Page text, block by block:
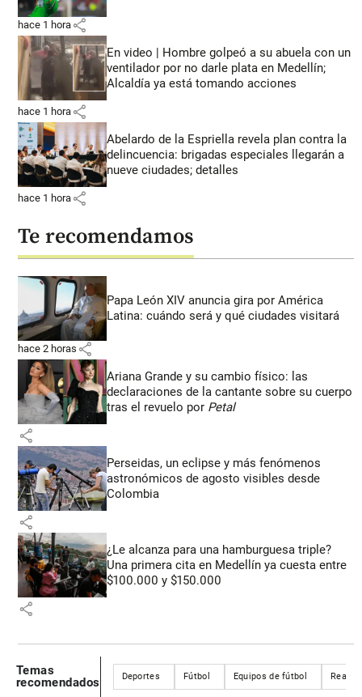
hace 1 hora share
En video | Hombre golpeó a su abuela con un
ventilador por no darle plata en Medellín;
Alcaldía ya está tomando acciones
hace 1 hora share
Abelardo de la Espriella revela plan contra la
delincuencia: brigadas especiales llegarán a
nueve ciudades; detalles
hace 1 hora share
Te recomendamos
Papa León XIV anuncia gira por América
Latina: cuándo será y qué ciudades visitará
hace 2 horas share
Ariana Grande y su cambio físico: las
declaraciones de la cantante sobre su cuerpo
tras el revuelo por Petal
share
Perseidas, un eclipse y más fenómenos
astronómicos de agosto visibles desde
Colombia
share
¿Le alcanza para una hamburguesa triple?
Una primera cita en Medellín ya cuesta entre
$100.000 y $150.000
share
Temas
recomendados
Deportes Fútbol Equipos de fútbol Real